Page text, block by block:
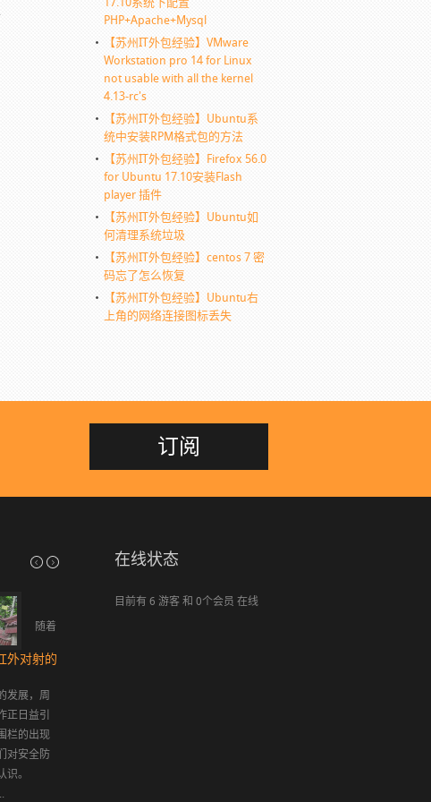
PHP+Apache+Mysql
【苏州IT外包经验】VMware
Workstation pro 14 for Linux
not usable with all the kernel
4.13-rc's
【苏州IT外包经验】Ubuntu系
统中安装RPM格式包的方法
【苏州IT外包经验】Firefox 56.0
for Ubuntu 17.10安装Flash
player 插件
【苏州IT外包经验】Ubuntu如
何清理系统垃圾
【苏州IT外包经验】centos 7 密
码忘了怎么恢复
【苏州IT外包经验】Ubuntu右
上角的网络连接图标丢失
订阅
公司简介
苏州柯瑞德信息系统是一家优秀的专注于为中小型企
业提供信息系统集成服务的企业。我们的IT工程师都具备国际认
证的微软、思科等专家证书，我们以专业的服务、合...
外对射的
随着
发展，周
正日益引
栏的出现
对安全防
认识。
门禁
在线状态
目前有 6 游客 和 0个会员 在线